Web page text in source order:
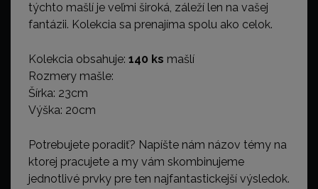
týchto mašlí je veľmi široká, záleží len na vašej
fantázii. Kolekcia sa prenajíma spolu ako celok.
Kolekcia obsahuje: 140 ks mašlí
Rozmery mašle:
Šírka: 23cm
Výška: 20cm
Potrebujete poradiť? Napíšte nám názov témy na
ktorej pracujete a my vám skombinujeme
jednotlivé prvky pre ten najfantastickejší výsledok.